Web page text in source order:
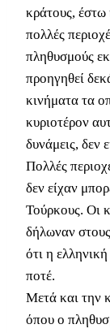
κράτους, έστω
πολλές
πληθυσμούς
προηγηθεί
κινήματα τα
κυριοτέρον
δυνάμεις, δεν
Πολλές
δεν είχαν
Τούρκους. Οι
δήλωναν
ότι η
ποτέ.
Μετά και την
όπου ο